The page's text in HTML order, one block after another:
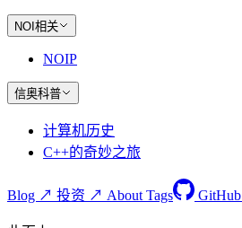
NOI相关
NOIP
信奥科普
计算机历史
C++的奇妙之旅
Blog ↗ 投资 ↗ About Tags GitHub